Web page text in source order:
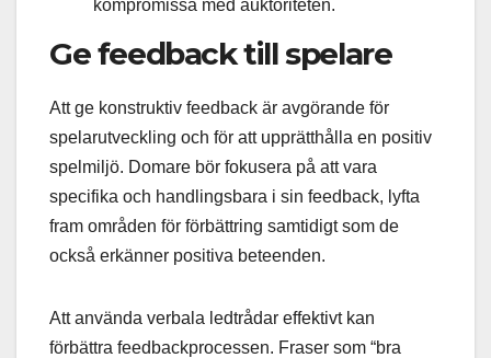
kompromissa med auktoriteten.
Ge feedback till spelare
Att ge konstruktiv feedback är avgörande för
spelarutveckling och för att upprätthålla en positiv
spelmiljö. Domare bör fokusera på att vara
specifika och handlingsbara i sin feedback, lyfta
fram områden för förbättring samtidigt som de
också erkänner positiva beteenden.
Att använda verbala ledtrådar effektivt kan
förbättra feedbackprocessen. Fraser som “bra